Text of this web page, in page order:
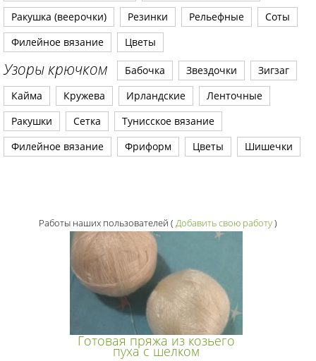
Ракушка (веерочки)
Резинки Рельефные
Соты
Филейное вязание
Цветы
Узоры крючком Бабочка Звездочки
Зигзаг
Кайма
Кружева Ирландские
Ленточные
Ракушки
Сетка
Тунисское вязание
Филейное вязание
Фриформ Цветы Шишечки
Работы наших пользователей ( Добавить свою работу)
Готовая пряжа из козьего
пуха с шелком